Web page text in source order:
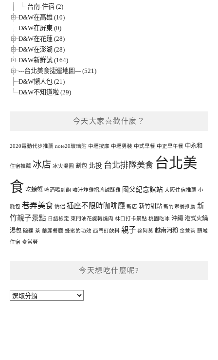
台南-住宿 (2)
D&W在高雄 (10)
D&W在屏東 (0)
D&W在花蓮 (28)
D&W在澎湖 (28)
D&W新鮮試 (164)
---台北美食捷運地圖--- (521)
D&W懶人包 (21)
D&W不知道啦 (29)
今天大家喜歡什麼？
2020電動代步推薦 note20玻璃貼 中壢按摩 中壢男裝 中式早餐 中正早午餐 中永和
住宿推薦 冰店 冰火湯圓 割包 北投 台北排隊美食 台北美
食 吃螃蟹 啤酒喝到飽 噴汁炸雞招牌鹹酥雞 國父紀念館站 大阪住宿推薦 小
籠包 巷弄美食 情侶 插座不限時咖啡廳 新店 新竹甜點 新竹聚餐推薦 新
竹親子景點 日語檢定 東門油花旋轉燒肉 林口打卡景點 桃園吃冰 沖繩 港式火鍋
湯包 碗粿 茶 華麗餐廳 蜂蜜的功效 西門町飲料 親子 谷阿莫 越南河粉 金萱茶 頭城
住宿 麥當勞
今天想吃什麼呢?
今